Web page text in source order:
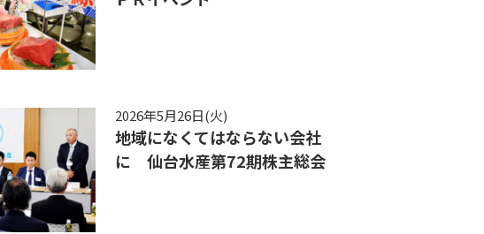
2026年5月26日(火)
地域になくてはならない会社
に 仙台水産第72期株主総会